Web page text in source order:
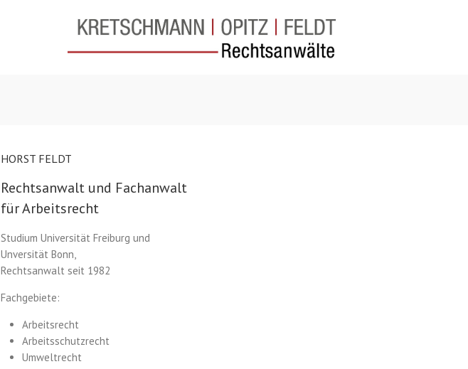
HORST FELDT
Rechtsanwalt und Fachanwalt
für Arbeitsrecht
Studium Universität Freiburg und
Unversität Bonn,
Rechtsanwalt seit 1982
Fachgebiete:
Arbeitsrecht
Arbeitsschutzrecht
Umweltrecht